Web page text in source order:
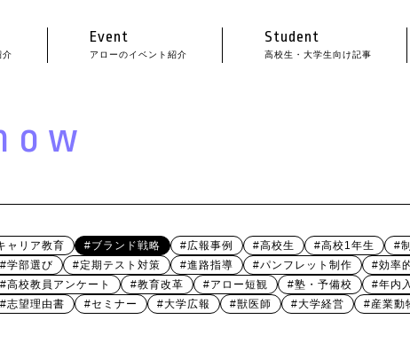
介
Event
アローのイベント紹介
Student
高校生・大学生向け記事
ャリア教育 #ブランド戦略 #広報事例 #高校生 #高校1年生 #
#学部選び #定期テスト対策 #進路指導 #パンフレット制作 #効率
#高校教員アンケート #教育改革 #アロー短観 #塾・予備校 #年内
#志望理由書 #セミナー #大学広報 #獣医師 #大学経営 #産業動